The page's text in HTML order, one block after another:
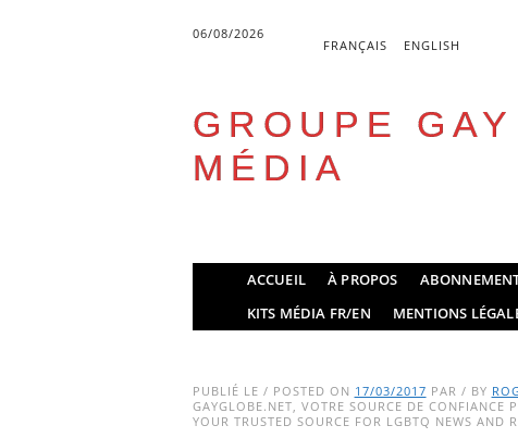
06/08/2026
FRANÇAIS ENGLISH
GROUPE
MÉDIA
Main menu
ACCUEIL À PROPOS
KITS MÉDIA FR/EN
MENTIONS
PUBLIÉ LE / POSTED ON 17/03/2017 PAR / BY
GAYGLOBE.NET, VOTRE SOURCE DE CONFIANCE
YOUR TRUSTED SOURCE FOR LGBTQ NEWS AND